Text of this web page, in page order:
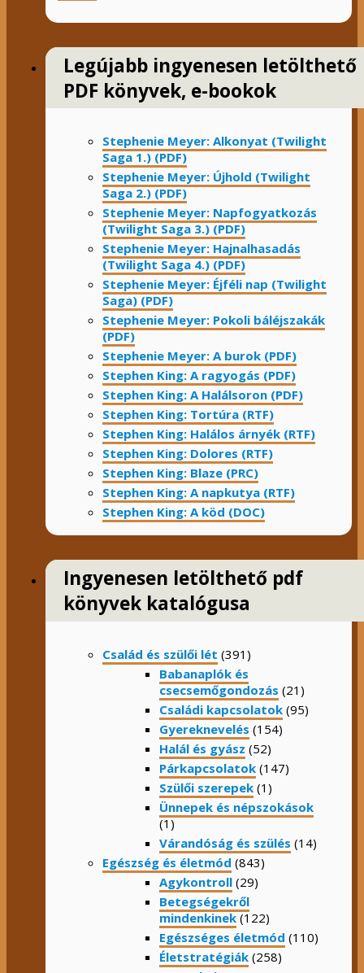
Legújabb ingyenesen letölthető
PDF könyvek, e-bookok
Stephenie Meyer: Alkonyat (Twilight
Saga 1.) (PDF)
Stephenie Meyer: Újhold (Twilight
Saga 2.) (PDF)
Stephenie Meyer: Napfogyatkozás
(Twilight Saga 3.) (PDF)
Stephenie Meyer: Hajnalhasadás
(Twilight Saga 4.) (PDF)
Stephenie Meyer: Éjféli nap (Twilight
Saga) (PDF)
Stephenie Meyer: Pokoli báléjszakák
(PDF)
Stephenie Meyer: A burok (PDF)
Stephen King: A ragyogás (PDF)
Stephen King: A Halálsoron (PDF)
Stephen King: Tortúra (RTF)
Stephen King: Halálos árnyék (RTF)
Stephen King: Dolores (RTF)
Stephen King: Blaze (PRC)
Stephen King: A napkutya (RTF)
Stephen King: A köd (DOC)
Ingyenesen letölthető pdf
könyvek katalógusa
Család és szülői lét (391)
Babanaplók és
csecsemőgondozás (21)
Családi kapcsolatok(95)
Gyereknevelés (154)
Halál és gyász (52)
Párkapcsolatok(147)
Szülői szerepek(1)
Ünnepek és népszokások
(1)
Várandóság és szülés (14)
Egészség és életmód (843)
Agykontroll(29)
Betegségekről
mindenkinek(122)
Egészséges életmód (110)
Életstratégiák(258)